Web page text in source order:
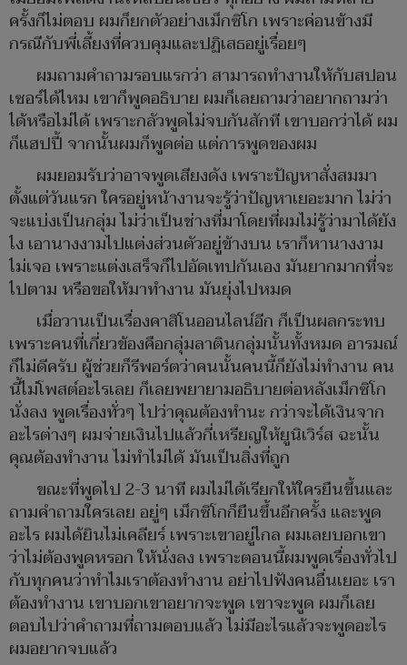
ครั้งก็ไม่ตอบ ผมก็ยกตัวอย่างเม็กซิโก เพราะค่อนข้างมี
กรณีกับพี่เลี้ยงที่ควบคุมและปฏิเสธอยู่เรื่อยๆ
ผมถามคำถามรอบแรกว่า สามารถทำงานให้กับสปอน
เซอร์ได้ไหม เขาก็พูดอธิบาย ผมก็เลยถามว่าอยากถามว่า
ได้หรือไม่ได้ เพราะกลัวพูดไม่จบกันสักที เขาบอกว่าได้ ผม
ก็แฮปปี้ จากนั้นผมก็พูดต่อ แต่การพูดของผม
ผมยอมรับว่าอาจพูดเสียงดัง เพราะปัญหาสั่งสมมา
ตั้งแต่วันแรก ใครอยู่หน้างานจะรู้ว่าปัญหาเยอะมาก ไม่ว่า
จะแบ่งเป็นกลุ่ม ไม่ว่าเป็นช่างที่มาโดยที่ผมไม่รู้ว่ามาได้ยัง
ไง เอานางงามไปแต่งส่วนตัวอยู่ข้างบน เราก็หานางงาม
ไม่เจอ เพราะแต่งเสร็จก็ไปอัดเทปกันเอง มันยากมากที่จะ
ไปตาม หรือขอให้มาทำงาน มันยุ่งไปหมด
เมื่อวานเป็นเรื่องคาสิโนออนไลน์อีก ก็เป็นผลกระทบ
เพราะคนที่เกี่ยวข้องคือกลุ่มลาตินกลุ่มนั้นทั้งหมด อารมณ์
ก็ไม่ดีครับ ผู้ช่วยก็รีพอร์ตว่าคนนั้นคนนี้ก็ยังไม่ทำงาน คน
นี้ไม่โพสต์อะไรเลย ก็เลยพยายามอธิบายต่อหลังเม็กซิโก
นั่งลง พูดเรื่องทั่วๆ ไปว่าคุณต้องทำนะ กว่าจะได้เงินจาก
อะไรต่างๆ ผมจ่ายเงินไปแล้วกี่เหรียญให้ยูนิเวิร์ส ฉะนั้น
คุณต้องทำงาน ไม่ทำไม่ได้ มันเป็นสิ่งที่ถูก
ขณะที่พูดไป 2-3 นาที ผมไม่ได้เรียกให้ใครยืนขึ้นและ
ถามคำถามใครเลย อยู่ๆ เม็กซิโกก็ยืนขึ้นอีกครั้ง และพูด
อะไร ผมได้ยินไม่เคลียร์ เพราะเขาอยู่ไกล ผมเลยบอกเขา
ว่าไม่ต้องพูดหรอก ให้นั่งลง เพราะตอนนี้ผมพูดเรื่องทั่วไป
กับทุกคนว่าทำไมเราต้องทำงาน อย่าไปฟังคนอื่นเยอะ เรา
ต้องทำงาน เขาบอกเขาอยากจะพูด เขาจะพูด ผมก็เลย
ตอบไปว่าคำถามที่ถามตอบแล้ว ไม่มีอะไรแล้วจะพูดอะไร
ผมอยากจบแล้ว